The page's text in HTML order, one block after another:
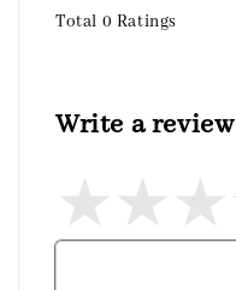
Total 0 Ratings
Write a review